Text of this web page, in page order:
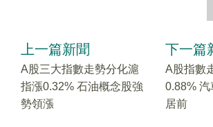
上一篇新聞
A股三大指數走勢分化滬
指漲0.32% 石油概念股強
勢領漲
下一篇
A股指數
0.88%
居前